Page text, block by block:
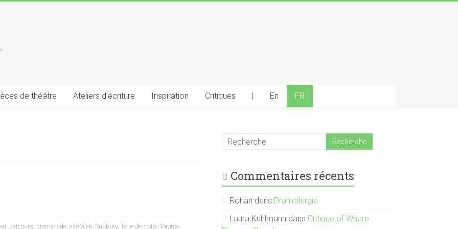
de théâtre Ateliers d’écriture Inspiration Critiques | En FR
, parcours, promenade, site Web, Sudbury, Terre de mots, Toronto
Commentaires récents
Rohan dans Dramaturgie
Laura Kuhlmann dans Critique of Where